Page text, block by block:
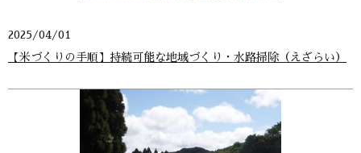
2025/04/01
【米づくりの手順】持続可能な地域づくり・水路掃除（えざらい）